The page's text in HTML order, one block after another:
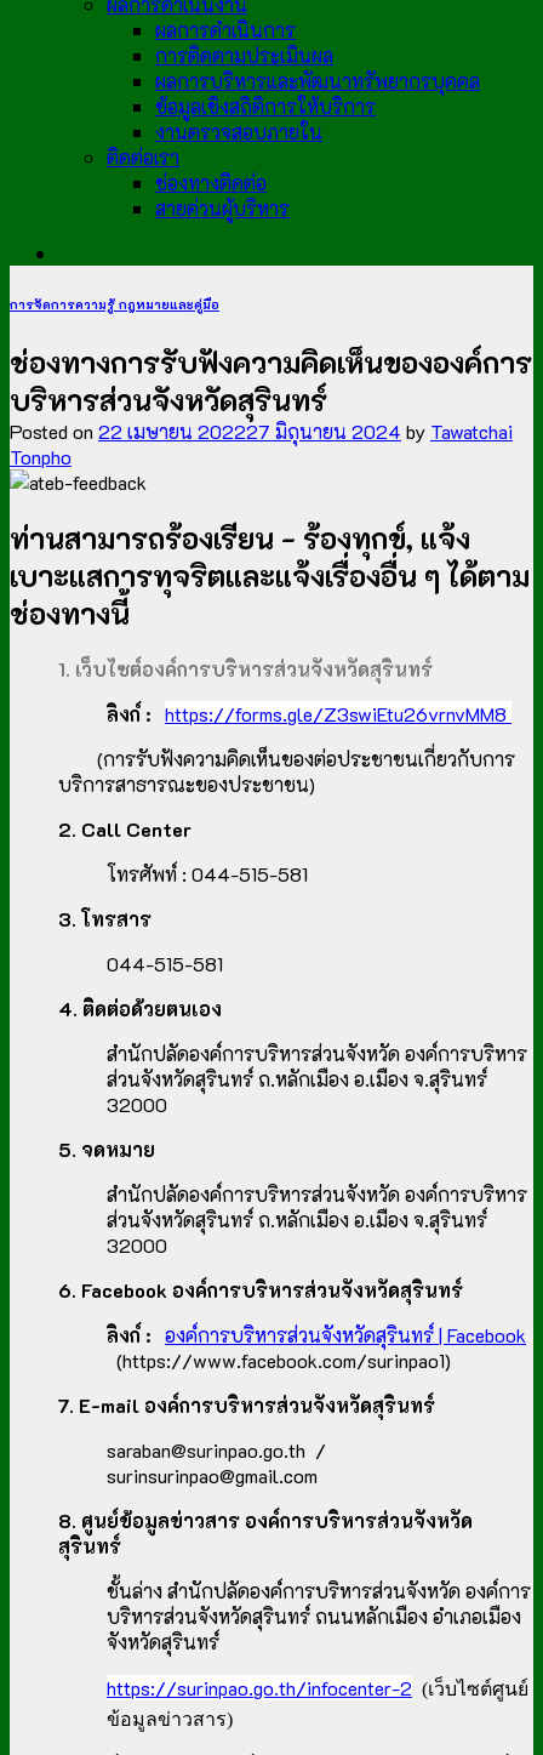
ผลการดำเนินการ
การติดตามประเมินผล
ผลการบริหารและพัฒนาทรัพยากรบุคคล
ข้อมูลเชิงสถิติการให้บริการ
งานตรวจสอบภายใน
ติดต่อเรา
ช่องทางติดต่อ
สายด่วนผู้บริหาร
การจัดการความรู้ กฎหมายและคู่มือ
ช่องทางการรับฟังความคิดเห็นขององค์การ
บริหารส่วนจังหวัดสุรินทร์
Posted on 22 เมษายน 202227 มิถุนายน 2024 by Tawatchai
Tonpho
ท่านสามารถร้องเรียน - ร้องทุกข์, แจ้ง
เบาะแสการทุจริตและแจ้งเรื่องอื่น ๆ ได้ตาม
ช่องทางนี้
1. เว็บไซต์องค์การบริหารส่วนจังหวัดสุรินทร์
ลิงก์ : https://forms.gle/Z3swiEtu26vrnvMM8
(การรับฟังความคิดเห็นของต่อประชาชนเกี่ยวกับการ
บริการสาธารณะของประชาชน)
2. Call Center
โทรศัพท์ : 044-515-581
3. โทรสาร
044-515-581
4. ติดต่อด้วยตนเอง
สำนักปลัดองค์การบริหารส่วนจังหวัด องค์การบริหาร
ส่วนจังหวัดสุรินทร์ ถ.หลักเมือง อ.เมือง จ.สุรินทร์
32000
5. จดหมาย
สำนักปลัดองค์การบริหารส่วนจังหวัด องค์การบริหาร
ส่วนจังหวัดสุรินทร์ ถ.หลักเมือง อ.เมือง จ.สุรินทร์
32000
6. Facebook องค์การบริหารส่วนจังหวัดสุรินทร์
ลิงก์ : องค์การบริหารส่วนจังหวัดสุรินทร์ | Facebook
(https://www.facebook.com/surinpao1)
7. E-mail องค์การบริหารส่วนจังหวัดสุรินทร์
saraban@surinpao.go.th /
surinsurinpao@gmail.com
8. ศูนย์ข้อมูลข่าวสาร องค์การบริหารส่วนจังหวัด
สุรินทร์
ชั้นล่าง สำนักปลัดองค์การบริหารส่วนจังหวัด องค์การ
บริหารส่วนจังหวัดสุรินทร์ ถนนหลักเมือง อำเภอเมือง
จังหวัดสุรินทร์
https://surinpao.go.th/infocenter-2 (เว็บไซต์ศูนย์
ข้อมูลข่าวสาร)